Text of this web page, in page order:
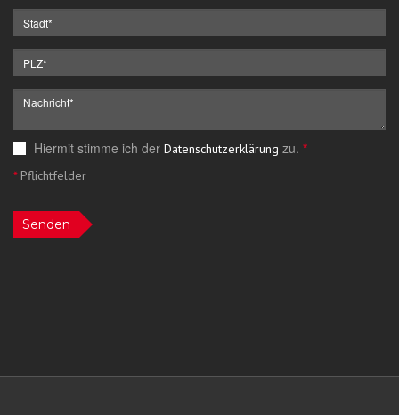
Hiermit stimme ich der Datenschutzerklärung zu. *
*Pflichtfelder
Senden